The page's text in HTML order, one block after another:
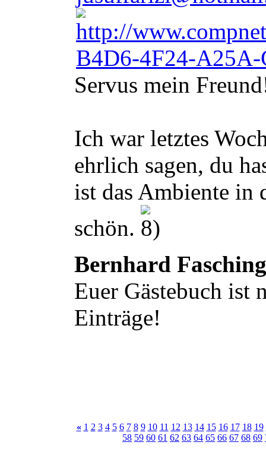
Servus mein
Ich war letztes
ehrlich sagen, du
ist das Ambiente in
schön.
Bernhard Fasching
Euer Gästebuch ist
Einträge!
« 1 2 3 4 5 6 7 8 9 10 11 12 13 14 15 16 17 18 19
58 59 60 61 62 63 64 65 66 67 68 69